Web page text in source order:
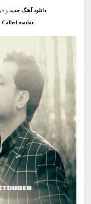
دانلود آهنگ جدیدو
Called madar